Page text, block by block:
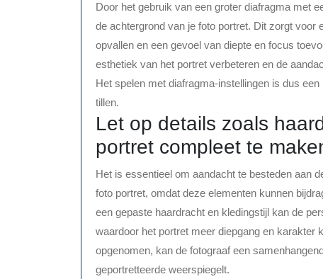
Door het gebruik van een groter diafragma met
de achtergrond van je foto portret. Dit zorgt voor
opvallen en een gevoel van diepte en focus
esthetiek van het portret verbeteren en de
Het spelen met diafragma-instellingen is dus
tillen.
Let op details zoals
portret compleet te
Het is essentieel om aandacht te besteden aan
foto portret, omdat deze elementen kunnen
een gepaste haardracht en kledingstijl kan de
waardoor het portret meer diepgang en karakter
opgenomen, kan de fotograaf een
geportretteerde weerspiegelt.